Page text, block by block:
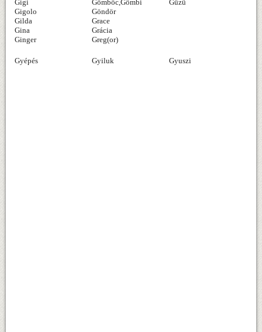
Gigi
Gigolo
Gilda
Gina
Ginger
Gömböc,Gömbi
Göndör
Grace
Grácia
Greg(or)
Güzü
Gyépés Gyiluk Gyuszi